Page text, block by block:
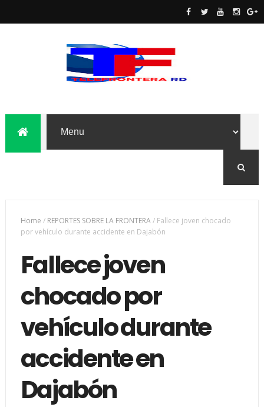
Home / REPORTES SOBRE LA FRONTERA/ Fallece joven chocado
por vehículo durante accidente en Dajabón
Fallece joven
chocado por
vehículo durante
accidente en
Dajabón